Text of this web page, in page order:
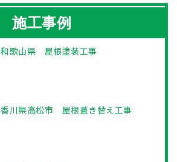
施工事例
和歌山県 屋根塗装工事
香川県高松市 屋根葺き替え工事